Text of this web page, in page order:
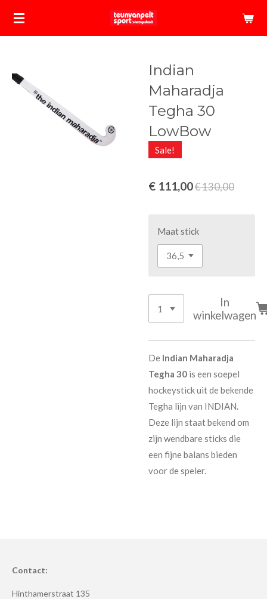
Ga
hoofdinhoud
Indian
Maharadja
Tegha 30
LowBow
Sale!
€ 111,00€ 130,00
Maat stick
In
winkelwagen
De Indian Maharadja
Tegha 30 is een soepel
hockeystick uit de bekende
Tegha lijn van INDIAN.
Deze lijn staat bekend om
zijn wendbare sticks die
een fijne balans bieden
voor de speler.
Contact:
Hinthamerstraat 135